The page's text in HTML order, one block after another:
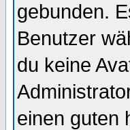
gebunden.
Benutzer
du keine
einen guten